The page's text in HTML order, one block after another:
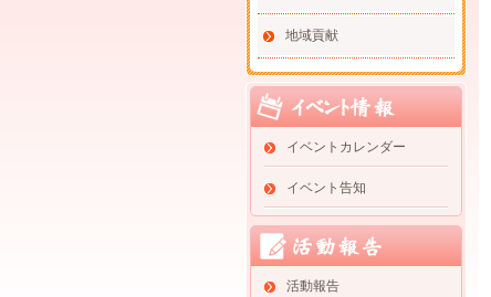
地域貢献
イベントカレンダー
イベント告知
活動報告